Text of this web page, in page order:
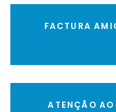
FACTURA
ATENÇÃO